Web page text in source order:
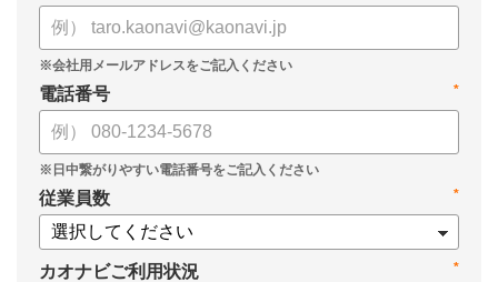
*
電話番号
*
従業員数
*
カオナビご利用状況